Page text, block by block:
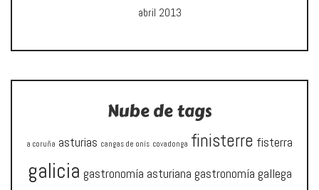
abril 2013
Nube de tags
a coruña asturias cangas de onís covadonga finisterre fisterra
galicia gastronomía asturiana gastronomía gallega